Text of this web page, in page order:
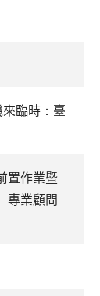
臨時：臺
置作業暨
專業顧問